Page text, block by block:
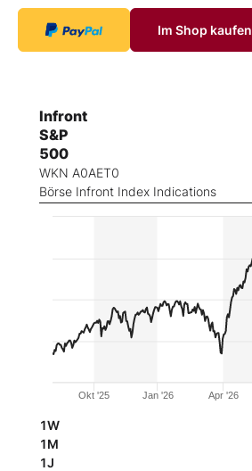
Im Shop kaufen
Infront
S&P
500
WKN A0AET0
Börse Infront Index Indications
Okt '25 Jan '26 Apr '26
1W
1M
1J